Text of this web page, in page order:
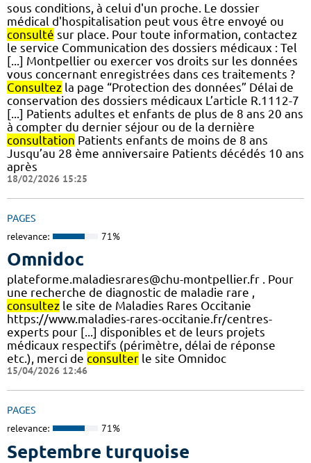
sous conditions, à celui d'un proche. Le dossier
médical d'hospitalisation peut vous être envoyé ou
consulté sur place. Pour toute information, contactez
le service Communication des dossiers médicaux : Tel
[...] Montpellier ou exercer vos droits sur les données
vous concernant enregistrées dans ces traitements ?
Consultez la page “Protection des données” Délai de
conservation des dossiers médicaux L’article R.1112-7
[...] Patients adultes et enfants de plus de 8 ans 20 ans
à compter du dernier séjour ou de la dernière
consultation Patients enfants de moins de 8 ans
Jusqu’au 28 ème anniversaire Patients décédés 10 ans
après
18/02/2026 15:25
PAGES
relevance: 71%
Omnidoc
plateforme.maladiesrares@chu-montpellier.fr . Pour
une recherche de diagnostic de maladie rare ,
consultez le site de Maladies Rares Occitanie
https://www.maladies-rares-occitanie.fr/centres-
experts pour [...] disponibles et de leurs projets
médicaux respectifs (périmètre, délai de réponse
etc.), merci de consulter le site Omnidoc
15/04/2026 12:46
PAGES
relevance: 71%
Septembre turquoise